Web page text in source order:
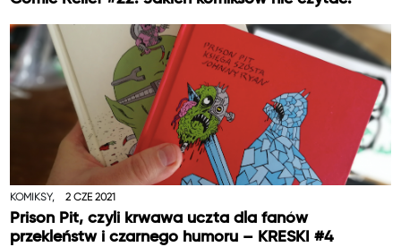
KOMIKSY, 2 CZE 2021
Prison Pit, czyli krwawa uczta dla fanów
przekleństw i czarnego humoru – KRESKI #4